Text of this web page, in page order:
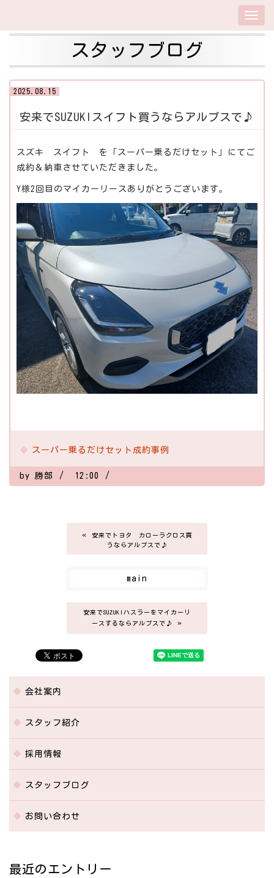
スタッフブログ
2025.08.15
安来でSUZUKIスイフト買うならアルプスで♪
スズキ スイフト を「スーパー乗るだけセット」にてご
成約＆納車させていただきました。
Y様2回目のマイカーリースありがとうございます。
スーパー乗るだけセット成約事例
by 勝部 12:00
«
安来でトヨタ カローラクロス買
うならアルプスで♪
main
安来でSUZUKIハスラーをマイカーリ
ースするならアルプスで♪
»
会社案内
スタッフ紹介
採用情報
スタッフブログ
お問い合わせ
最近のエントリー